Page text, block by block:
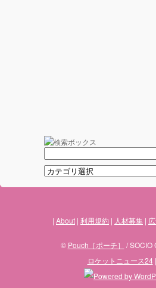
About 利用規約 人材募集
© Pouch［ポーチ］
/ SOCIO
ロケットニュース24|